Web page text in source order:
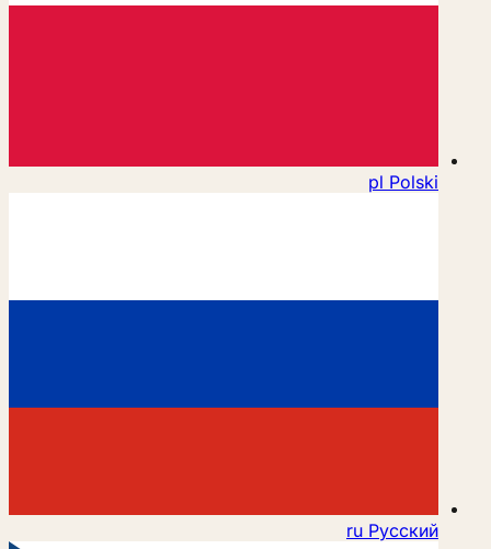
pl Polski
ru Русский